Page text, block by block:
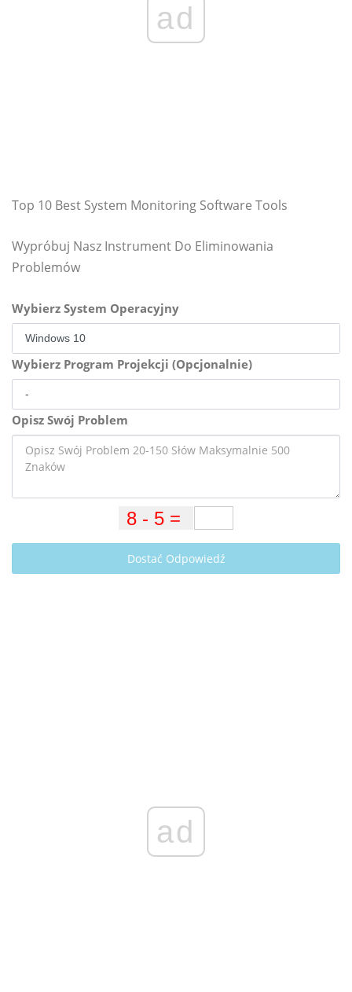
ad
Top 10 Best System Monitoring Software Tools
Wypróbuj Nasz Instrument Do Eliminowania
Problemów
Wybierz System Operacyjny
Wybierz Program Projekcji (Opcjonalnie)
Opisz Swój Problem
Dostać Odpowiedź
ad